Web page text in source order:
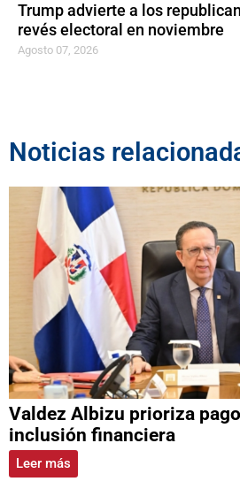
Trump advierte a los
revés electoral en noviembre
Agosto 07, 2026
Noticias
Valdez Albizu prioriza
inclusión financiera
Leer más